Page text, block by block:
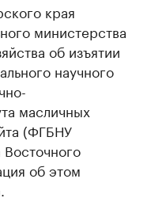
края
министерства
об изъятии
научного
масличных
(ФГБНУ
об этом